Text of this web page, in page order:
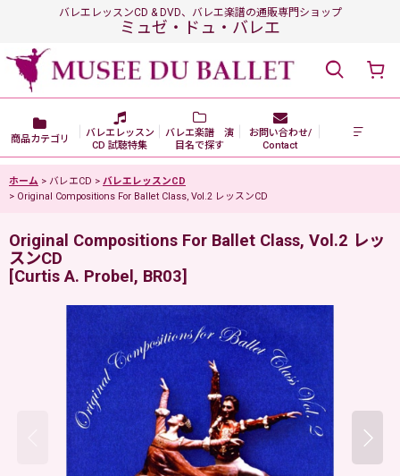
バレエレッスンCD & DVD、バレエ楽譜の通販専門ショップ
ミュゼ・ドュ・バレエ
商品カテゴリ
バレエレッスン
CD 試聴特集
バレエ楽譜 演
目名で探す
お問い合わせ/
Contact
ホーム > バレエCD > バレエレッスンCD
> Original Compositions For Ballet Class, Vol.2 レッスンCD
Original Compositions For Ballet Class, Vol.2 レッ
スンCD
[Curtis A. Probel, BR03]